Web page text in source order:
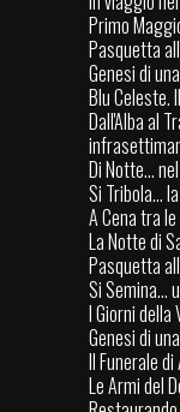
Primo
Pasquetta
Genesi di
Blu Celeste.
Dall'Alba al
Di Notte...
Si Tribola...
A Cena tra
La Notte di
Pasquetta
Si Semina...
I Giorni della
Genesi di
Il Funerale di
Le Armi del